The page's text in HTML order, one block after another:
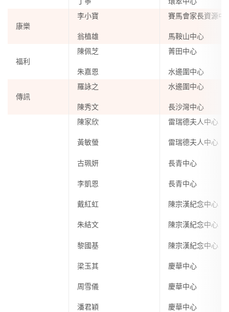
康樂
李小寶
翁植雄
賽馬會家長資源中
馬鞍山中心
福利
陳佩芝
朱嘉恩
菁田中心
水邊圍中心
傳訊
羅詠之
陳秀文
水邊圍中心
長沙灣中心
陳家欣
黃敏螢
古珮妍
李凱恩
戴紅虹
朱結文
黎國基
梁玉其
周雪儀
潘君穎
雷瑞德夫人中心
雷瑞德夫人中心
長青中心
長青中心
陳宗漢紀念中心
陳宗漢紀念中心
陳宗漢紀念中心
慶華中心
慶華中心
慶華中心